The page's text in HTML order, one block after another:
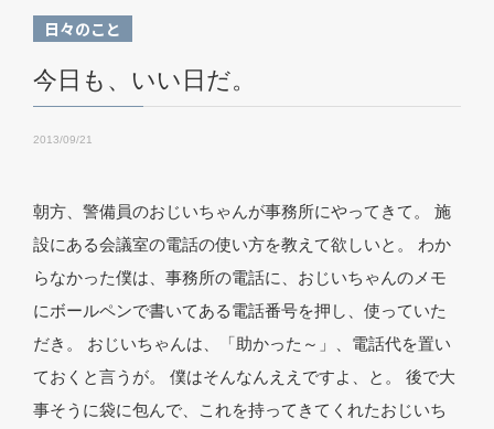
日々のこと
今日も、いい日だ。
2013/09/21
朝方、警備員のおじいちゃんが事務所にやってきて。 施
設にある会議室の電話の使い方を教えて欲しいと。 わか
らなかった僕は、事務所の電話に、おじいちゃんのメモ
にボールペンで書いてある電話番号を押し、使っていた
だき。 おじいちゃんは、「助かった～」、電話代を置い
ておくと言うが。 僕はそんなんええですよ、と。 後で大
事そうに袋に包んで、これを持ってきてくれたおじいち